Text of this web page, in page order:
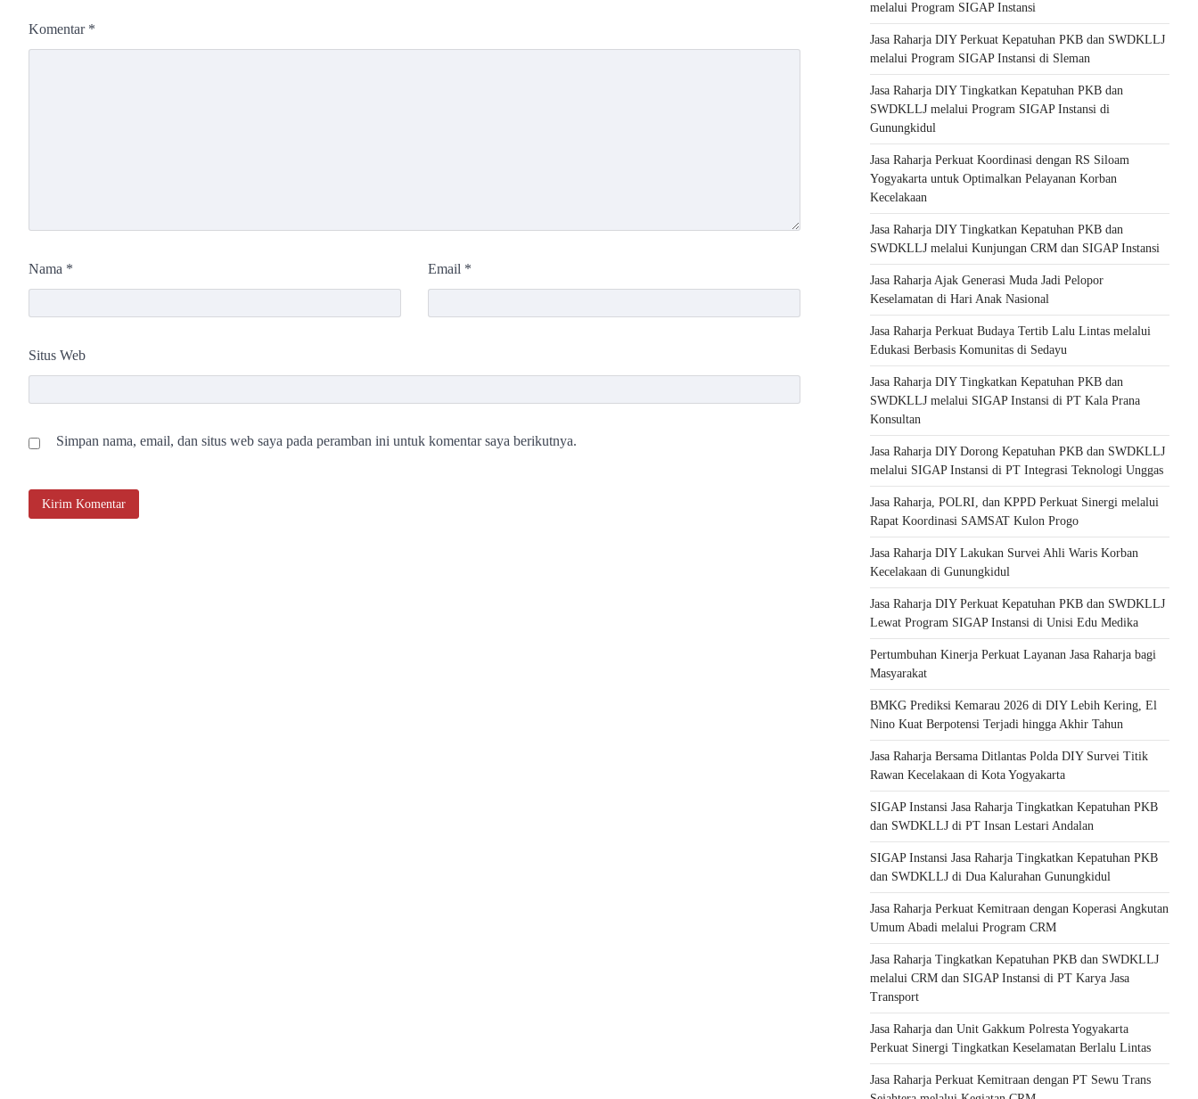
Komentar *
Nama * Email *
Situs Web
Simpan nama, email, dan situs web saya pada peramban ini untuk komentar saya berikutnya.
melalui Program SIGAP Instansi
Jasa Raharja DIY Perkuat Kepatuhan PKB dan SWDKLLJ
melalui Program SIGAP Instansi di Sleman
Jasa Raharja DIY Tingkatkan Kepatuhan PKB dan
SWDKLLJ melalui Program SIGAP Instansi di
Gunungkidul
Jasa Raharja Perkuat Koordinasi dengan RS Siloam
Yogyakarta untuk Optimalkan Pelayanan Korban
Kecelakaan
Jasa Raharja DIY Tingkatkan Kepatuhan PKB dan
SWDKLLJ melalui Kunjungan CRM dan SIGAP Instansi
Jasa Raharja Ajak Generasi Muda Jadi Pelopor
Keselamatan di Hari Anak Nasional
Jasa Raharja Perkuat Budaya Tertib Lalu Lintas melalui
Edukasi Berbasis Komunitas di Sedayu
Jasa Raharja DIY Tingkatkan Kepatuhan PKB dan
SWDKLLJ melalui SIGAP Instansi di PT Kala Prana
Konsultan
Jasa Raharja DIY Dorong Kepatuhan PKB dan SWDKLLJ
melalui SIGAP Instansi di PT Integrasi Teknologi Unggas
Jasa Raharja, POLRI, dan KPPD Perkuat Sinergi melalui
Rapat Koordinasi SAMSAT Kulon Progo
Jasa Raharja DIY Lakukan Survei Ahli Waris Korban
Kecelakaan di Gunungkidul
Jasa Raharja DIY Perkuat Kepatuhan PKB dan SWDKLLJ
Lewat Program SIGAP Instansi di Unisi Edu Medika
Pertumbuhan Kinerja Perkuat Layanan Jasa Raharja bagi
Masyarakat
BMKG Prediksi Kemarau 2026 di DIY Lebih Kering, El
Nino Kuat Berpotensi Terjadi hingga Akhir Tahun
Jasa Raharja Bersama Ditlantas Polda DIY Survei Titik
Rawan Kecelakaan di Kota Yogyakarta
SIGAP Instansi Jasa Raharja Tingkatkan Kepatuhan PKB
dan SWDKLLJ di PT Insan Lestari Andalan
SIGAP Instansi Jasa Raharja Tingkatkan Kepatuhan PKB
dan SWDKLLJ di Dua Kalurahan Gunungkidul
Jasa Raharja Perkuat Kemitraan dengan Koperasi Angkutan
Umum Abadi melalui Program CRM
Jasa Raharja Tingkatkan Kepatuhan PKB dan SWDKLLJ
melalui CRM dan SIGAP Instansi di PT Karya Jasa
Transport
Jasa Raharja dan Unit Gakkum Polresta Yogyakarta
Perkuat Sinergi Tingkatkan Keselamatan Berlalu Lintas
Jasa Raharja Perkuat Kemitraan dengan PT Sewu Trans